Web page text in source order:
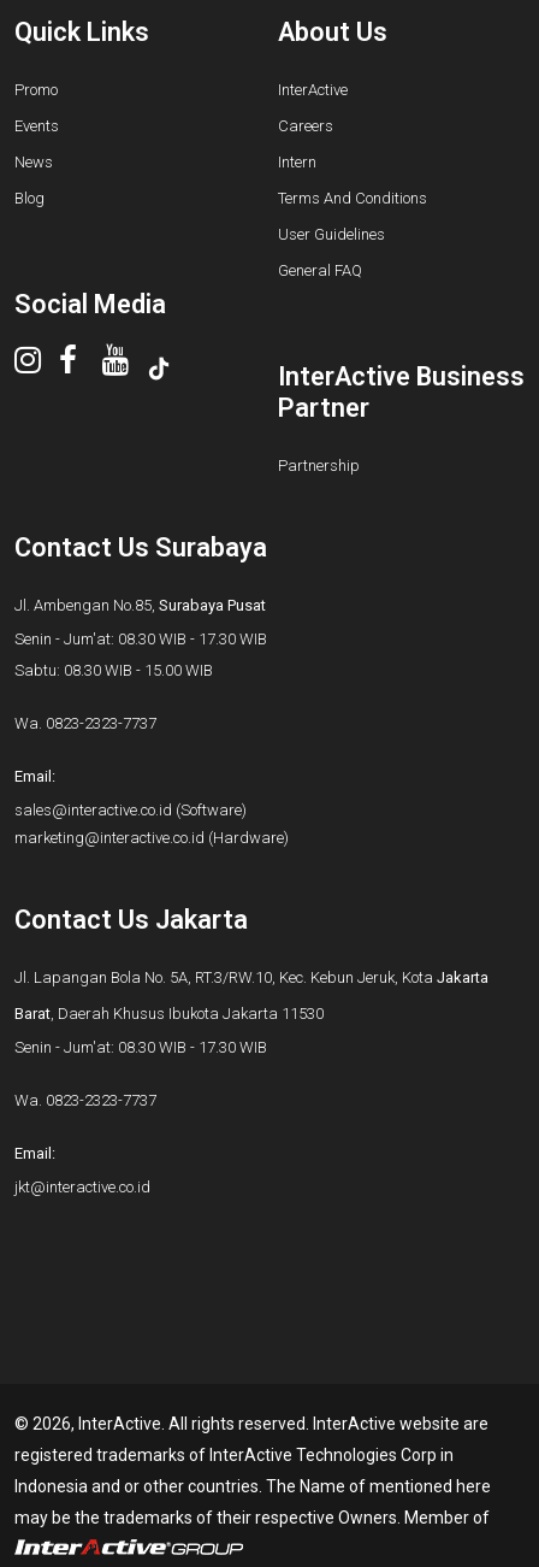
Quick Links
Promo
Events
News
Blog
Social Media
About Us
InterActive
Careers
Intern
Terms And Conditions
User Guidelines
General FAQ
InterActive Business
Partner
Partnership
Contact Us Surabaya
Jl. Ambengan No.85, Surabaya Pusat
Senin - Jum'at: 08.30 WIB - 17.30 WIB
Sabtu: 08.30 WIB - 15.00 WIB
Wa. 0823-2323-7737
Email:
sales@interactive.co.id (Software)
marketing@interactive.co.id (Hardware)
Contact Us Jakarta
Jl. Lapangan Bola No. 5A, RT.3/RW.10, Kec. Kebun Jeruk, Kota Jakarta
Barat , Daerah Khusus Ibukota Jakarta 11530
Senin - Jum'at: 08.30 WIB - 17.30 WIB
Wa. 0823-2323-7737
Email:
jkt@interactive.co.id
© 2026, InterActive. All rights reserved. InterActive website are
registered trademarks of InterActive Technologies Corp in
Indonesia and or other countries. The Name of mentioned here
may be the trademarks of their respective Owners. Member of